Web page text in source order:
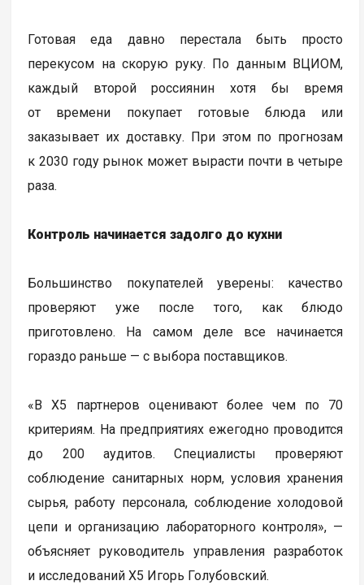
Готовая еда давно перестала быть просто
перекусом на скорую руку. По данным ВЦИОМ,
каждый второй россиянин хотя бы время
от времени покупает готовые блюда или
заказывает их доставку. При этом по прогнозам
к 2030 году рынок может вырасти почти в четыре
раза.
Контроль начинается задолго до кухни
Большинство покупателей уверены: качество
проверяют уже после того, как блюдо
приготовлено. На самом деле все начинается
гораздо раньше — с выбора поставщиков.
«В Х5 партнеров оценивают более чем по 70
критериям. На предприятиях ежегодно проводится
до 200 аудитов. Специалисты проверяют
соблюдение санитарных норм, условия хранения
сырья, работу персонала, соблюдение холодовой
цепи и организацию лабораторного контроля», —
объясняет руководитель управления разработок
и исследований Х5 Игорь Голубовский.